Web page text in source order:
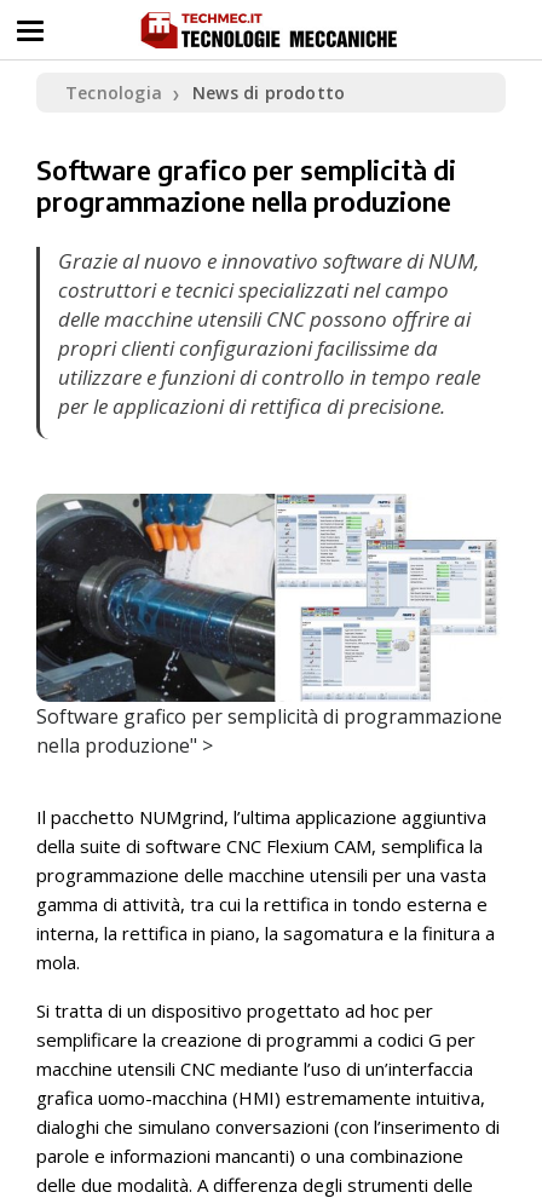
Tecnologia ❯ News di prodotto
Software grafico per semplicità di
programmazione nella produzione
Grazie al nuovo e innovativo software di NUM,
costruttori e tecnici specializzati nel campo
delle macchine utensili CNC possono offrire ai
propri clienti configurazioni facilissime da
utilizzare e funzioni di controllo in tempo reale
per le applicazioni di rettifica di precisione.
Software grafico per semplicità di programmazione
nella produzione" >
Il pacchetto NUMgrind, l’ultima applicazione aggiuntiva
della suite di software CNC Flexium CAM, semplifica la
programmazione delle macchine utensili per una vasta
gamma di attività, tra cui la rettifica in tondo esterna e
interna, la rettifica in piano, la sagomatura e la finitura a
mola.
Si tratta di un dispositivo progettato ad hoc per
semplificare la creazione di programmi a codici G per
macchine utensili CNC mediante l’uso di un’interfaccia
grafica uomo-macchina (HMI) estremamente intuitiva,
dialoghi che simulano conversazioni (con l’inserimento di
parole e informazioni mancanti) o una combinazione
delle due modalità. A differenza degli strumenti delle